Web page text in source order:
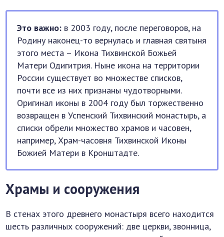
Это важно: в 2003 году, после переговоров, на
Родину наконец-то вернулась и главная святыня
этого места – Икона Тихвинской Божьей
Матери Одигитрия. Ныне икона на территории
России существует во множестве списков,
почти все из них признаны чудотворными.
Оригинал иконы в 2004 году был торжественно
возвращен в Успенский Тихвинский монастырь, а
списки обрели множество храмов и часовен,
например, Храм-часовня Тихвинской Иконы
Божией Матери в Кронштадте.
Храмы и сооружения
В стенах этого древнего монастыря всего находится
шесть различных сооружений: две церкви, звонница,